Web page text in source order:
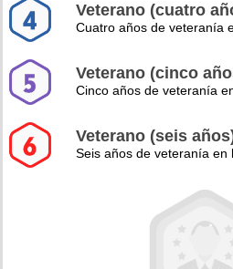
Veterano (cuatro
Cuatro años de veteranía
Veterano (cinco
Cinco años de veteranía
Veterano (seis
Seis años de veteranía en